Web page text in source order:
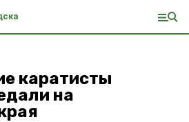
каратисты
на